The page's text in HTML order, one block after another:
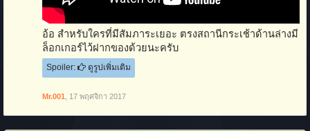
อ้อ สำหรับใครที่มีสัมภาระเยอะ ตรงสถานีกระเช้าด้านล่างมี
ล็อกเกอร์ไว้ฝากของด้วยนะครับ
Spoiler: ดูรูปเพิ่มเติม
Mr.001 17 พฤศจิกา 2017